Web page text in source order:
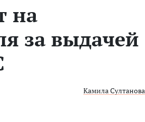
на
за выдачей
Камила Султанова